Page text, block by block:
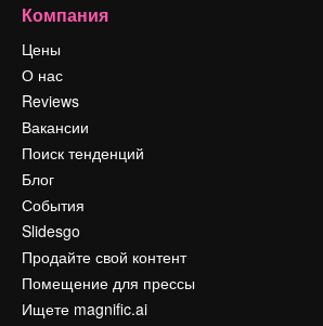
Компания
Цены
О нас
Reviews
Вакансии
Поиск тенденций
Блог
События
Slidesgo
Продайте свой контент
Помещение для прессы
Ищете magnific.ai